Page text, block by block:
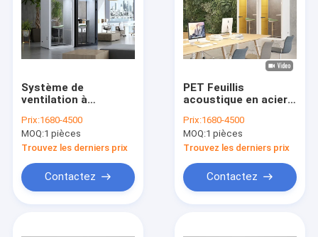
Système de
ventilation à
avec meubles
Prix:1680-4500
MOQ:1 pièces
Trouvez les derniers prix
Contactez
PET Feuillis
acoustique en acier
acoustique cabine
silencieuse cabine en
verre insonorisé
Prix:1680-4500
MOQ:1 pièces
Trouvez les derniers prix
Contactez